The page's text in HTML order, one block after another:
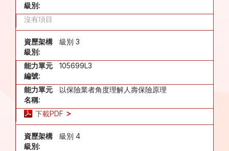
級別:
沒有項目
資歷架構
級別:
級別 3
能力單元
編號:
105699L3
能力單元
名稱:
以保險業者角度理解人壽保險原理
下載PDF
資歷架構
級別:
級別 4